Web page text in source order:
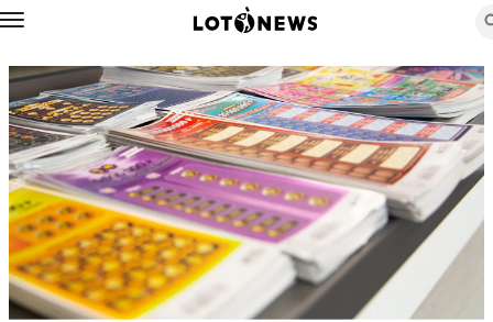
Назад